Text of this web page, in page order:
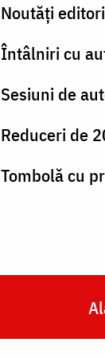
Noutăți
Întâlniri cu
Sesiuni de
Reduceri de
Tombolă cu